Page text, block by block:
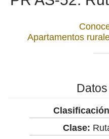
Apartamentos
Clase: